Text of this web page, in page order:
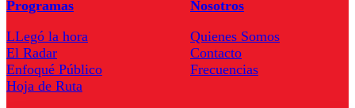
Programas
LLegó la hora
El Radar
Enfoqué Público
Hoja de Ruta
Nosotros
Quienes Somos
Contacto
Frecuencias